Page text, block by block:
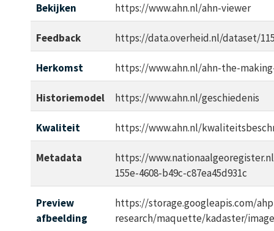
Bekijken https://www.ahn.nl/ahn-viewer
Feedback https://data.overheid.nl/dataset/
Herkomst https://www.ahn.nl/ahn-the-
Historiemodel https://www.ahn.nl/geschiedenis
Kwaliteit https://www.ahn.nl/
Metadata
https://
155e-4608-b49c-c87ea45d931c
Preview
afbeelding
https://storage.googleapis.com/
research/maquette/kadaster/